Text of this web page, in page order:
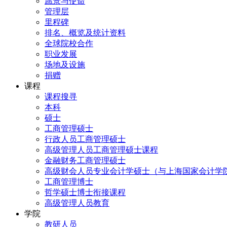
管理层
里程碑
排名、概览及统计资料
全球院校合作
职业发展
场地及设施
捐赠
课程
课程搜寻
本科
硕士
工商管理硕士
行政人员工商管理硕士
高级管理人员工商管理硕士课程
金融财务工商管理硕士
高级财会人员专业会计学硕士（与上海国家会计学
工商管理博士
哲学硕士博士衔接课程
高级管理人员教育
学院
教研人员